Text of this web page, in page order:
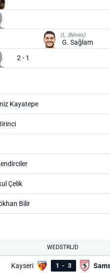
(L. Bénes)
G. Sağlam
2 - 1
Kayatepe
Çelik
Bilir
WEDSTRIJD
Kayseri 1 - 3